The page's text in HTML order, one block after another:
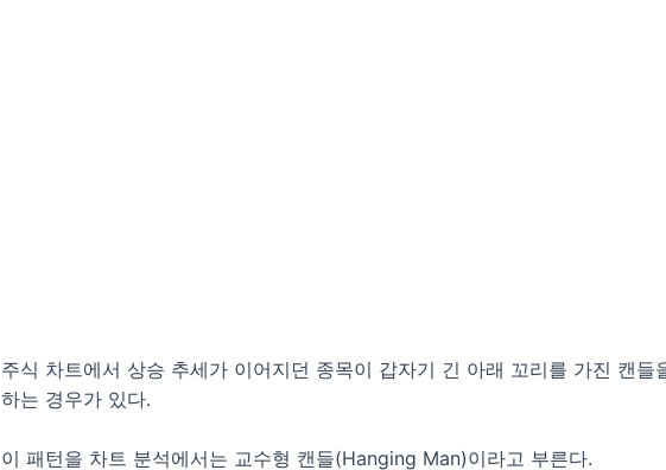
주식 차트에서 상승 추세가 이어지던 종목이 갑자기 긴 아래 꼬리를 가진 캔들
하는 경우가 있다.
이 패턴을 차트 분석에서는 교수형 캔들(Hanging Man)이라고 부른다.